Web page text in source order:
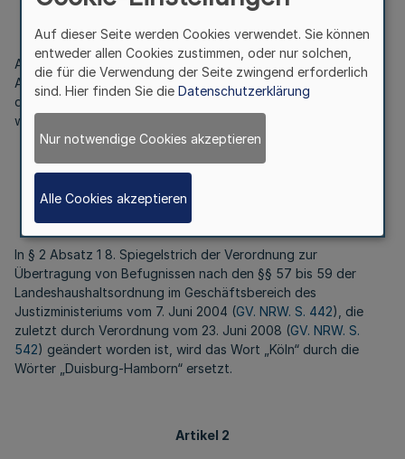
Auf Grund der §§ 57 Satz 2, 58 Absatz 1 Satz 2 und 59
Absatz 1 Satz 2 der Landeshaushaltsordnung in der Fassung
der Bekanntmachung vom 26. April 1999 (
GV. NRW. S. 158
wird verordnet:
In § 2 Absatz 1 8. Spiegelstrich der Verordnung zur
Übertragung von Befugnissen nach den §§ 57 bis 59 der
Landeshaushaltsordnung im Geschäftsbereich des
Justizministeriums vom 7. Juni 2004 (GV. NRW. S. 442), die
zuletzt durch Verordnung vom 23. Juni 2008 (GV. NRW. S.
542) geändert worden ist, wird das Wort „Köln“ durch die
Wörter „Duisburg-Hamborn“ ersetzt.
Artikel 2
Auf dieser Seite werden Cookies verwendet. Sie können
entweder allen Cookies zustimmen, oder nur solchen,
die für die Verwendung der Seite zwingend erforderlich
sind. Hier finden Sie die Datenschutzerklärung
Nur notwendige Cookies akzeptieren
Alle Cookies akzeptieren